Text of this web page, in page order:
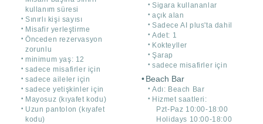
kullanım süresi
Sınırlı kişi sayısı
Misafir yerleştirme
Önceden rezervasyon
zorunlu
minimum yaş: 12
sadece misafirler için
sadece aileler için
sadece yetişkinler için
Mayosuz (kıyafet kodu)
Uzun pantolon (kıyafet
kodu)
Sigara kullananlar
açık alan
Sadece AI plus'ta dahil
Adet: 1
Kokteyller
Şarap
sadece misafirler için
Beach Bar
Adı: Beach Bar
Hizmet saatleri:
Pzt-Paz 10:00-18:00
Holidays 10:00-18:00